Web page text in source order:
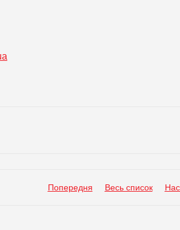
Попередня Весь список